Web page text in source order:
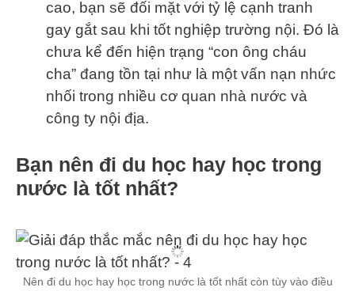
cao, bạn sẽ đối mặt với tỷ lệ cạnh tranh
gay gắt sau khi tốt nghiệp trường nội. Đó là
chưa kể đến hiện trạng “con ông cháu
cha” đang tồn tại như là một vấn nạn nhức
nhối trong nhiều cơ quan nhà nước và
công ty nội địa.
Bạn nên đi du học hay học trong
nước là tốt nhất?
Nên đi du học hay học trong nước là tốt nhất còn tùy vào điều